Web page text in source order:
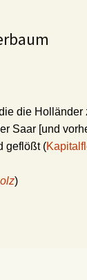
die Holländer
Saar [und
geflößt (
)